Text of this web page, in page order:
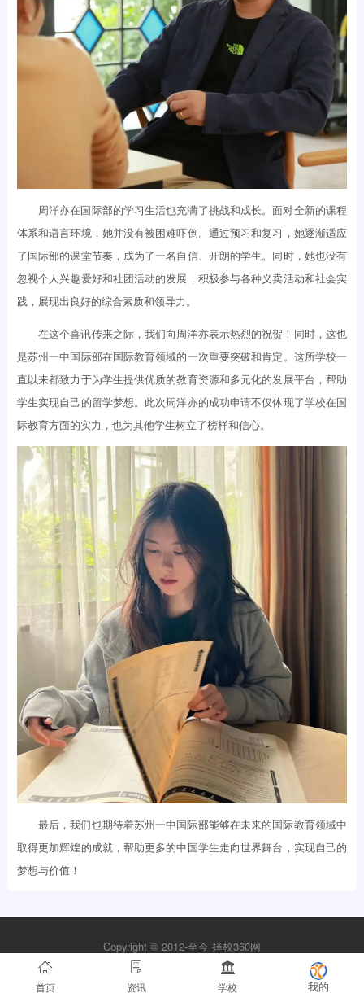
周洋亦在国际部的学习生活也充满了挑战和成长。面对全新的课程
体系和语言环境，她并没有被困难吓倒。通过预习和复习，她逐渐适应
了国际部的课堂节奏，成为了一名自信、开朗的学生。同时，她也没有
忽视个人兴趣爱好和社团活动的发展，积极参与各种义卖活动和社会实
践，展现出良好的综合素质和领导力。
在这个喜讯传来之际，我们向周洋亦表示热烈的祝贺！同时，这也
是苏州一中国际部在国际教育领域的一次重要突破和肯定。这所学校一
直以来都致力于为学生提供优质的教育资源和多元化的发展平台，帮助
学生实现自己的留学梦想。此次周洋亦的成功申请不仅体现了学校在国
际教育方面的实力，也为其他学生树立了榜样和信心。
最后，我们也期待着苏州一中国际部能够在未来的国际教育领域中
取得更加辉煌的成就，帮助更多的中国学生走向世界舞台，实现自己的
梦想与价值！
Copyright © 2012-至今 择校360网
苏ICP备2021026593号-1
首页 资讯 学校 我的